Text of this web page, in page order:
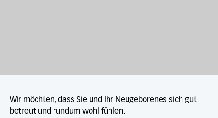
Wir möchten, dass Sie und Ihr Neugeborenes sich gut
betreut und rundum wohl fühlen.